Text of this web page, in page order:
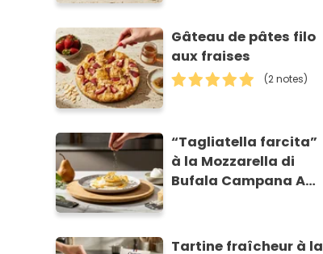
Gâteau de pâtes filo
aux fraises
(2 notes)
“Tagliatella farcita”
à la Mozzarella di
Bufala Campana AOP
fondue et tuiles
Tartine fraîcheur à la